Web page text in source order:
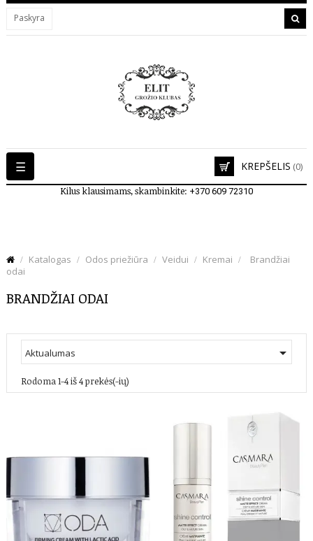
Paskyra
KREPŠELIS (0)
Toggle
navigation
☰
Kilus klausimams, skambinkite: +370 609 72310
Katalogas Odos priežiūra Veidui Kremai
Brandžiai
odai
BRANDŽIAI ODAI
Aktualumas 
Rodoma 1-4 iš 4 prekės(-ių)